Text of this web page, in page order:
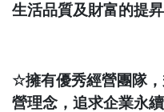
生活品質及財富的提
☆擁有優秀經營團隊
營理念，追求企業永續